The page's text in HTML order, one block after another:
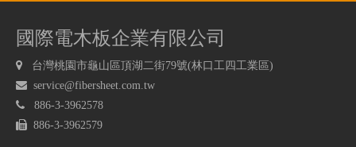
國際電木板企業有限公司
 台灣桃園市龜山區頂湖二街79號(林口工四工業區)
 service@fibersheet.com.tw
 886-3-3962578
 886-3-3962579